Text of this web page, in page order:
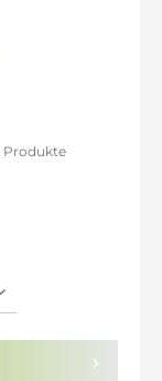
zur
Produkte